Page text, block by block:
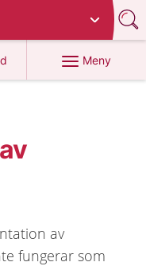
Meny
av
fungerar som